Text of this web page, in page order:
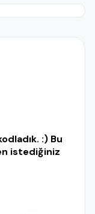
:) Bu
istediğiniz